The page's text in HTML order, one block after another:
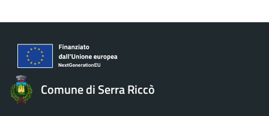
Comune di Serra Riccò